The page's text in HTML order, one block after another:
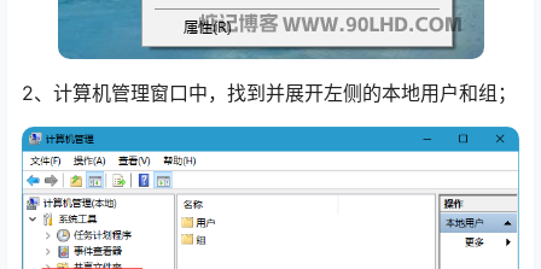
2、计算机管理窗口中，找到并展开左侧的本地用户和组；